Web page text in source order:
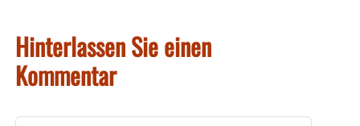
Hinterlassen Sie einen
Kommentar